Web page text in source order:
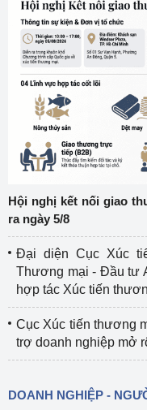
Hội nghị kết nối giao
ra ngày 5/8
Đại diện Cục Xúc
Thương mại - Đầu tư
hợp tác Xúc tiến
Cục Xúc tiến thương
trợ doanh nghiệp mở
DOANH NGHIỆP -